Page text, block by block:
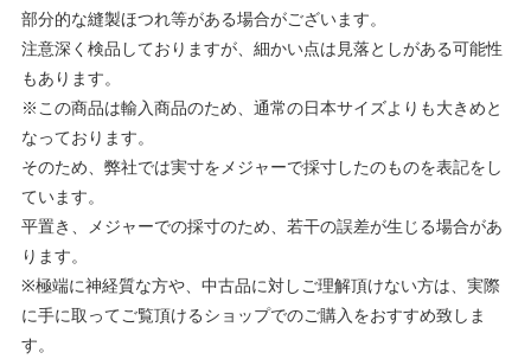
部分的な縫製ほつれ等がある場合がございます。
注意深く検品しておりますが、細かい点は見落としがある可能性
もあります。
※この商品は輸入商品のため、通常の日本サイズよりも大きめと
なっております。
そのため、弊社では実寸をメジャーで採寸したのものを表記をし
ています。
平置き、メジャーでの採寸のため、若干の誤差が生じる場合があ
ります。
※極端に神経質な方や、中古品に対しご理解頂けない方は、実際
に手に取ってご覧頂けるショップでのご購入をおすすめ致しま
す。